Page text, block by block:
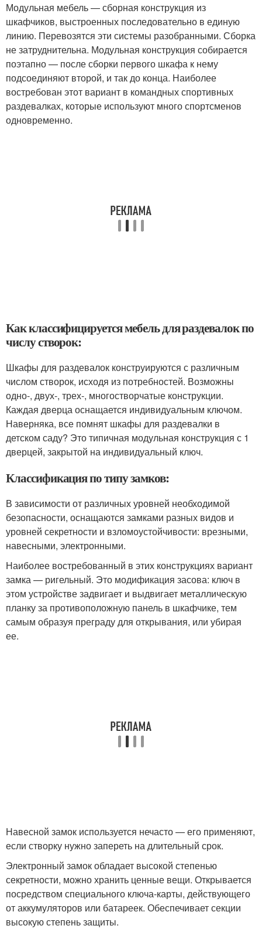
Модульная мебель — сборная конструкция из
шкафчиков, выстроенных последовательно в единую
линию. Перевозятся эти системы разобранными. Сборка
не затруднительна. Модульная конструкция собирается
поэтапно — после сборки первого шкафа к нему
подсоединяют второй, и так до конца. Наиболее
востребован этот вариант в командных спортивных
раздевалках, которые используют много спортсменов
одновременно.
Как классифицируется мебель для раздевалок по
числу створок:
Шкафы для раздевалок конструируются с различным
числом створок, исходя из потребностей. Возможны
одно-, двух-, трех-, многостворчатые конструкции.
Каждая дверца оснащается индивидуальным ключом.
Наверняка, все помнят шкафы для раздевалки в
детском саду? Это типичная модульная конструкция с 1
дверцей, закрытой на индивидуальный ключ.
Классификация по типу замков:
В зависимости от различных уровней необходимой
безопасности, оснащаются замками разных видов и
уровней секретности и взломоустойчивости: врезными,
навесными, электронными.
Наиболее востребованный в этих конструкциях вариант
замка — ригельный. Это модификация засова: ключ в
этом устройстве задвигает и выдвигает металлическую
планку за противоположную панель в шкафчике, тем
самым образуя преграду для открывания, или убирая
ее.
Навесной замок используется нечасто — его применяют,
если створку нужно запереть на длительный срок.
Электронный замок обладает высокой степенью
секретности, можно хранить ценные вещи. Открывается
посредством специального ключа-карты, действующего
от аккумуляторов или батареек. Обеспечивает секции
высокую степень защиты.